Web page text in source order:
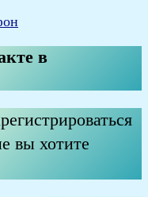
в
вы хотите